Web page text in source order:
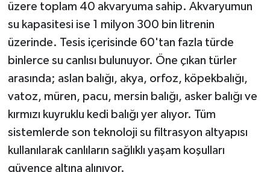
üzere toplam 40 akvaryuma sahip. Akvaryumun
su kapasitesi ise 1 milyon 300 bin litrenin
üzerinde. Tesis içerisinde 60'tan fazla türde
binlerce su canlısı bulunuyor. Öne çıkan türler
arasında; aslan balığı, akya, orfoz, köpekbalığı,
vatoz, müren, pacu, mersin balığı, asker balığı ve
kırmızı kuyruklu kedi balığı yer alıyor. Tüm
sistemlerde son teknoloji su filtrasyon altyapısı
kullanılarak canlıların sağlıklı yaşam koşulları
güvence altına alınıyor.